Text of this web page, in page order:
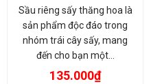
Sầu riêng sấy thăng hoa là
sản phẩm độc đáo trong
nhóm trái cây sấy, mang
đến cho bạn một…
135.000₫